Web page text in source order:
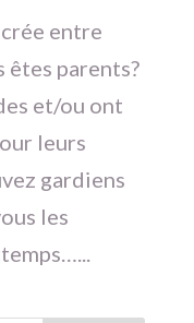
entre
êtes parents?
et/ou ont
leurs
gardiens
les